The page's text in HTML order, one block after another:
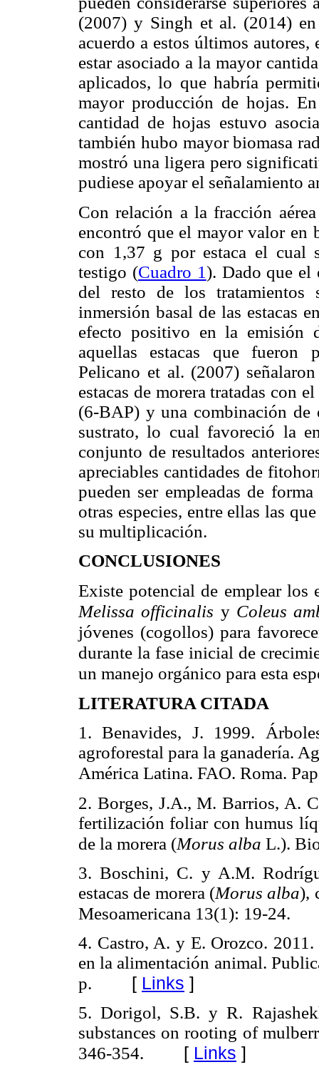
(2007) y Singh et al. (2014)
acuerdo a estos últimos
estar asociado a la mayor
aplicados, lo que habría
mayor producción de hojas.
cantidad de hojas estuvo
también hubo mayor biomasa
mostró una ligera pero
pudiese apoyar el señalamiento
Con relación a la fracción
encontró que el mayor valor en
con 1,37 g por estaca el cual
testigo (Cuadro 1). Dado que el
del resto de los tratamientos
inmersión basal de las estacas
efecto positivo en la emisión
aquellas estacas que fueron
Pelicano et al. (2007)
estacas de morera tratadas con
(6-BAP) y una combinación de
sustrato, lo cual favoreció la
conjunto de resultados
apreciables cantidades de
pueden ser empleadas de
otras especies, entre ellas las
su multiplicación.
CONCLUSIONES
Existe potencial de emplear los
Melissa officinalis y Coleus
jóvenes (cogollos) para
durante la fase inicial de
un manejo orgánico para esta
LITERATURA CITADA
1. Benavides, J. 1999.
agroforestal para la ganadería.
América Latina. FAO. Roma.
2. Borges, J.A., M. Barrios, A.
fertilización foliar con humus
de la morera (Morus alba L.).
3. Boschini, C. y A.M.
estacas de morera (Morus alba),
Mesoamericana 13(1): 19-24.
4. Castro, A. y E. Orozco.
en la alimentación animal.
p. [ Links ]
5. Dorigol, S.B. y R.
substances on rooting of
346-354. [ Links ]